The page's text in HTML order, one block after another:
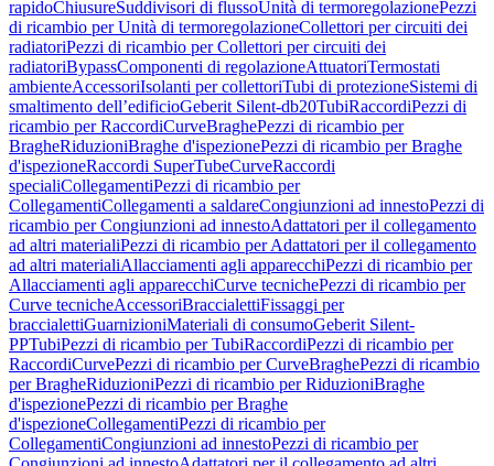
rapidoChiusureSuddivisori di flussoUnità di termoregolazionePezzi
di ricambio per Unità di termoregolazioneCollettori per circuiti dei
radiatoriPezzi di ricambio per Collettori per circuiti dei
radiatoriBypassComponenti di regolazioneAttuatoriTermostati
ambienteAccessoriIsolanti per collettoriTubi di protezioneSistemi di
smaltimento dell’edificioGeberit Silent-db20TubiRaccordiPezzi di
ricambio per RaccordiCurveBraghePezzi di ricambio per
BragheRiduzioniBraghe d'ispezionePezzi di ricambio per Braghe
d'ispezioneRaccordi SuperTubeCurveRaccordi
specialiCollegamentiPezzi di ricambio per
CollegamentiCollegamenti a saldareCongiunzioni ad innestoPezzi di
ricambio per Congiunzioni ad innestoAdattatori per il collegamento
ad altri materialiPezzi di ricambio per Adattatori per il collegamento
ad altri materialiAllacciamenti agli apparecchiPezzi di ricambio per
Allacciamenti agli apparecchiCurve tecnichePezzi di ricambio per
Curve tecnicheAccessoriBraccialettiFissaggi per
braccialettiGuarnizioniMateriali di consumoGeberit Silent-
PPTubiPezzi di ricambio per TubiRaccordiPezzi di ricambio per
RaccordiCurvePezzi di ricambio per CurveBraghePezzi di ricambio
per BragheRiduzioniPezzi di ricambio per RiduzioniBraghe
d'ispezionePezzi di ricambio per Braghe
d'ispezioneCollegamentiPezzi di ricambio per
CollegamentiCongiunzioni ad innestoPezzi di ricambio per